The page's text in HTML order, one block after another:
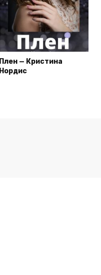
Плен — Кристина
Нордис